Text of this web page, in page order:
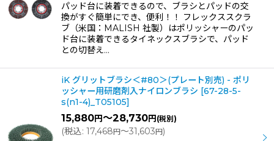
パッド台に装着できるので、ブラシとパッドの交
換がすぐ簡単にでき、便利！！ フレックススクラ
ブ（米国：MALISH 社製）はポリッシャーのパッ
ド台に装着できるタイネックスブラシで、パッド
との切替え…
iK グリットブラシ＜#80＞(プレート別売) - ポリ
ッシャー用研磨剤入ナイロンブラシ [67-28-5-
s(n1-4)_T05105]
15,880円～28,730円 (税別)
(税込: 17,468円～31,603円)